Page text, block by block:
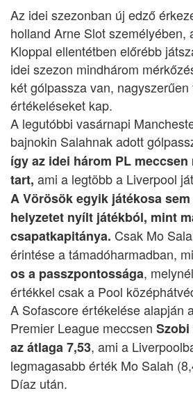
Az idei szezonban új edző
holland Arne Slot személyében,
Kloppal ellentétben előrébb
idei szezon mindhárom
két gólpassza van,
értékeléseket kap.
A legutóbbi vasárnapi
bajnokin Salahnak adott
így az idei három PL meccsen
tart, ami a legtöbb a Liverpool
A Vörösök egyik játékosa
helyzetet nyílt játékból, mint
csapatkapitánya. Csak Mo
érintése a támadóharmadban,
os a passzpontossága,
értékkel csak a Pool
A Sofascore értékelése alapján
Premier League meccsen
az átlaga 7,53, ami a
legmagasabb érték Mo Salah
Díaz után.